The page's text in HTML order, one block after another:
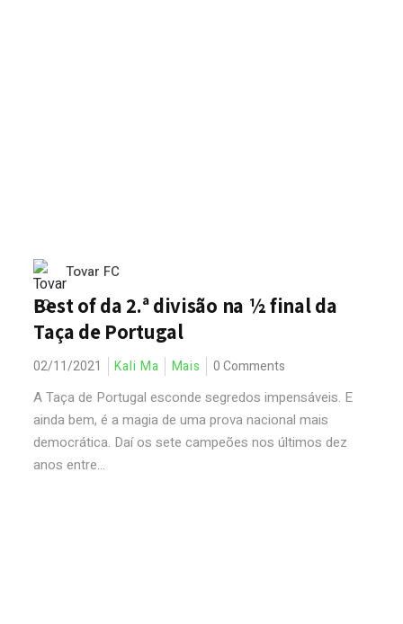
Tovar FC
Best of da 2.ª divisão na ½ final da
Taça de Portugal
02/11/2021 Kali Ma Mais 0 Comments
A Taça de Portugal esconde segredos impensáveis. E
ainda bem, é a magia de uma prova nacional mais
democrática. Daí os sete campeões nos últimos dez
anos entre...